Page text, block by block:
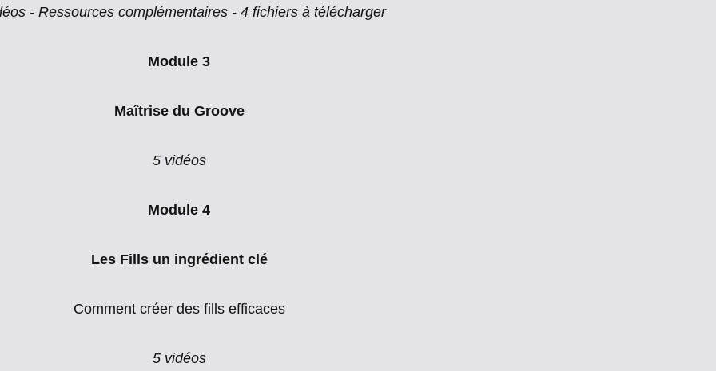
- Ressources complémentaires - 4 fichiers à télécharger
Module 3
Maîtrise du Groove
5 vidéos
Module 4
Les Fills un ingrédient clé
Comment créer des fills efficaces
5 vidéos